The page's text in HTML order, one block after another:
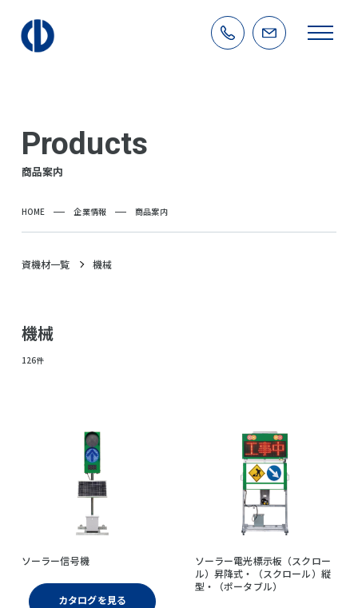
Products
商品案内
HOME 企業情報 商品案内
資機材一覧 機械
機械
126件
ソーラー信号機
カタログを見る
ソーラー電光標示板（スクロー
ル）昇降式・（スクロール）縦
型・（ポータブル）